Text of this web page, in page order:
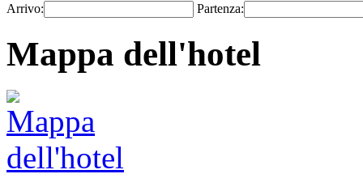
Arrivo: Partenza:
Mappa dell'hotel